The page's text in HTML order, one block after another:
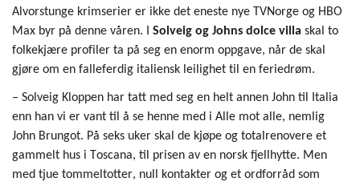
Alvorstunge krimserier er ikke det eneste nye TVNorge og HBO
Max byr på denne våren.
Solveig og Johns dolce villa skal to
folkekjære profiler ta på seg en enorm oppgave, når de skal
gjøre om en falleferdig italiensk leilighet til en feriedrøm.
– Solveig Kloppen har tatt med seg en helt annen John til Italia
enn han vi er vant til å se henne med i Alle mot alle, nemlig
John Brungot. På seks uker skal de kjøpe og totalrenovere et
gammelt hus i Toscana, til prisen av en norsk fjellhytte. Men
med tjue tommeltotter, null kontakter og et ordforråd som